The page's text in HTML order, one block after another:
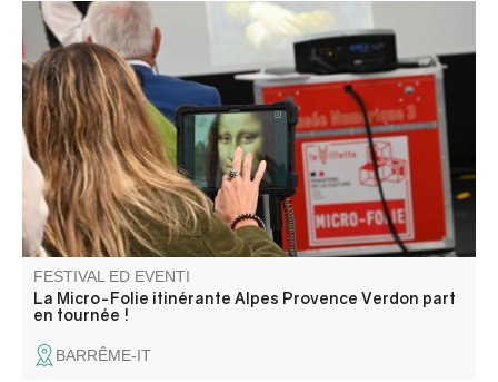
La Micro-Folie itinérante Alpes Provence Verdon s'installe
à Barrême ! La Micro-Folie c'est un musée numérique, un
espace de réalité virtuelle, un fablab et une ludothèque.
Une programmation riche et ludique vous attend pour
petits et grands.
FESTIVAL ED EVENTI
La Micro-Folie itinérante Alpes Provence Verdon part
en tournée !
BARRÊME-IT